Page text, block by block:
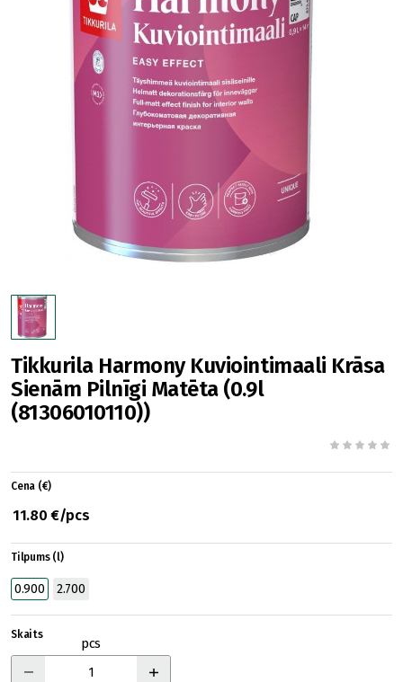
Tikkurila Harmony Kuviointimaali Krāsa
Sienām Pilnīgi Matēta (0.9l
(81306010110))
Cena (€)
11.80 €/pcs
Tilpums (l)
0.900 2.700
Skaits
pcs